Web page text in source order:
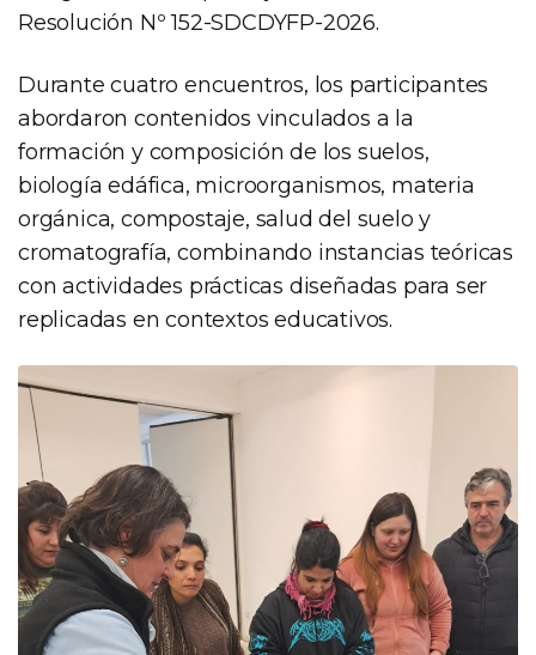
Resolución Nº 152-SDCDYFP-2026.
Durante cuatro encuentros, los participantes
abordaron contenidos vinculados a la
formación y composición de los suelos,
biología edáfica, microorganismos, materia
orgánica, compostaje, salud del suelo y
cromatografía, combinando instancias teóricas
con actividades prácticas diseñadas para ser
replicadas en contextos educativos.